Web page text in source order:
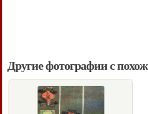
Другие фотографии с